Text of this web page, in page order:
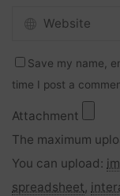
Save my name,
time I post a
Attachment
The maximum
You can upload:
spreadsheet,